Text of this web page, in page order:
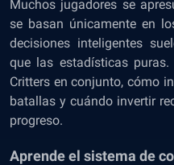
Muchos jugadores se
se basan únicamente en
decisiones inteligentes
que las estadísticas
Critters en conjunto, cómo
batallas y cuándo invertir
progreso.
Aprende el sistema de